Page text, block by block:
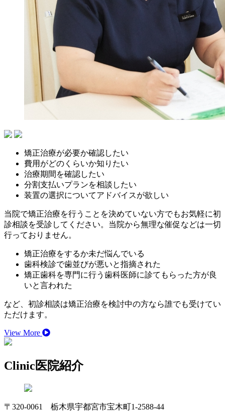
矯正治療が必要か確認したい
費用がどのくらいか知りたい
治療期間を確認したい
分割支払いプランを相談したい
装置の選択についてアドバイスが欲しい
当院で矯正治療を行うことを決めていない方でもお気軽に初
診相談を受診してください。当院から無理な催促などは一切
行っておりません。
矯正治療をするか未だ悩んでいる
歯科検診で歯並びが悪いと指摘された
矯正歯科を専門に行う歯科医師に診てもらった方が良
いと言われた
など、初診相談は矯正治療を検討中の方なら誰でも受けてい
ただけます。
View More
Clinic医院紹介
〒320-0061 栃木県宇都宮市宝木町1-2588-44